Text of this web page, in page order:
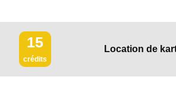
15
crédits
Location de